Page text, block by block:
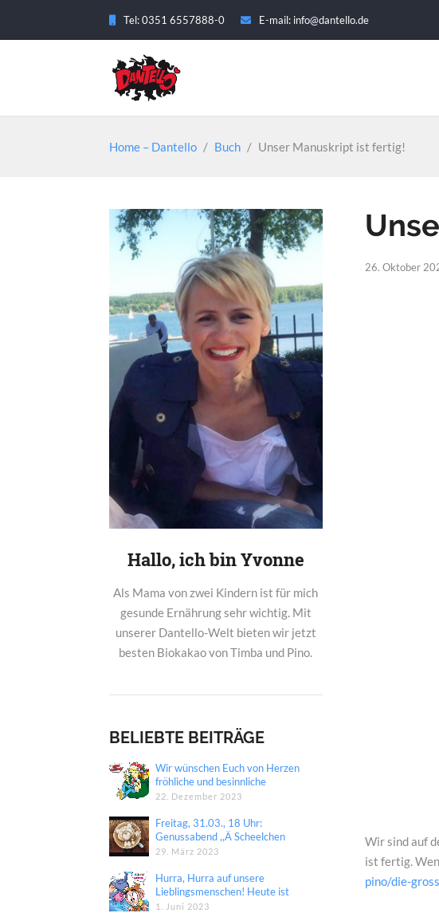
Tel: 0351 6557888-0 E-mail: info@dantello.de
Home – Dantello / Buch / Unser Manuskript ist fertig!
Hallo, ich bin Yvonne
Als Mama von zwei Kindern ist für mich
gesunde Ernährung sehr wichtig. Mit
unserer Dantello-Welt bieten wir jetzt
besten Biokakao von Timba und Pino.
BELIEBTE BEITRÄGE
Wir wünschen Euch von Herzen
fröhliche und besinnliche
Weihnachten.
22. Dezember 2023
Freitag, 31.03., 18 Uhr:
Genussabend ,,Ä Scheelchen
Heeßer“ in unser Manufaktur
29. März 2023
Hurra, Hurra auf unsere
Lieblingsmenschen! Heute ist
Internationaler Kindertag.
1. Juni 2023
26. Oktober
Wir sind auf
ist fertig.
pino/die-